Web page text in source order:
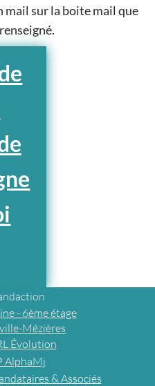
mail sur la boite mail que
- 6ème étage
Mézières
Évolution
AlphaMj
& Associés